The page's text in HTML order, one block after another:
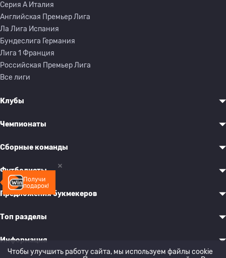
Получи
подарок!
Серия A Италия
Английская Премьер Лига
Ла Лига Испания
Бундеслига Германия
Лига 1 Франция
Российская Премьер Лига
Все лиги
Клубы
Чемпионаты
Сборные команды
Футболисты
Предложения букмекеров
Топ разделы
Информация
Чтобы улучшить работу сайта, мы используем файлы cookie